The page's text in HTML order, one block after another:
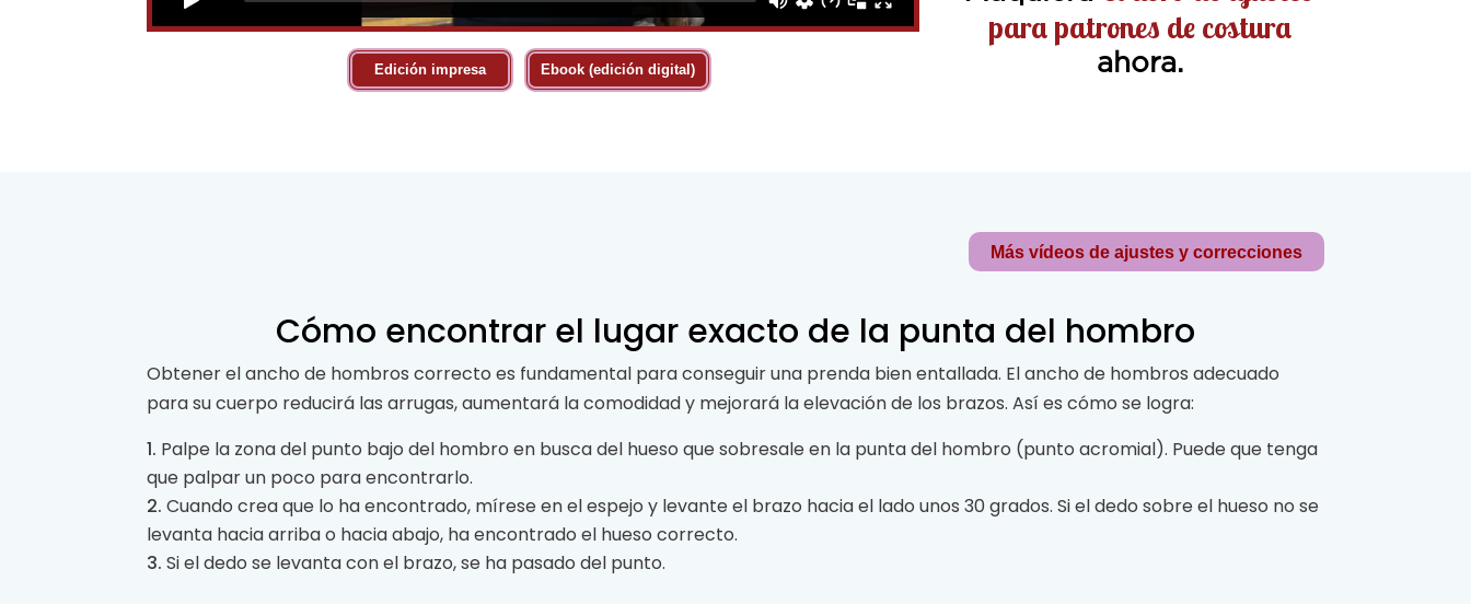
Edición impresa Ebook (edición digital)
para patrones de costura
ahora.
Más vídeos de ajustes y correcciones
Cómo encontrar el lugar exacto de la punta del hombro
Obtener el ancho de hombros correcto es fundamental para conseguir una prenda bien entallada. El ancho de hombros adecuado
para su cuerpo reducirá las arrugas, aumentará la comodidad y mejorará la elevación de los brazos. Así es cómo se logra:
Palpe la zona del punto bajo del hombro en busca del hueso que sobresale en la punta del hombro (punto acromial). Puede que tenga
que palpar un poco para encontrarlo.
Cuando crea que lo ha encontrado, mírese en el espejo y levante el brazo hacia el lado unos 30 grados. Si el dedo sobre el hueso no se
levanta hacia arriba o hacia abajo, ha encontrado el hueso correcto.
Si el dedo se levanta con el brazo, se ha pasado del punto.